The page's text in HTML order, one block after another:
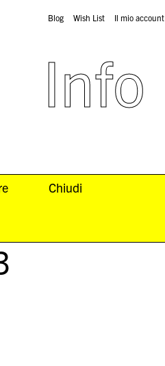
Info
Blog Wish List Il mio account
Chiudi